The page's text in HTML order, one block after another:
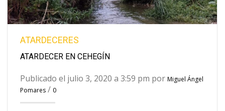
ATARDECERES
ATARDECER EN CEHEGÍN
Publicado el julio 3, 2020 a 3:59 pm por Miguel Ángel
Pomares / 0